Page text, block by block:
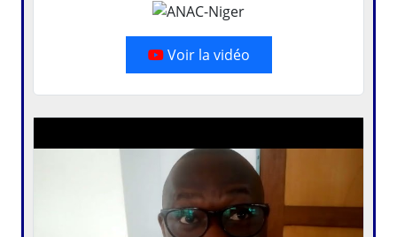
Voir la vidéo